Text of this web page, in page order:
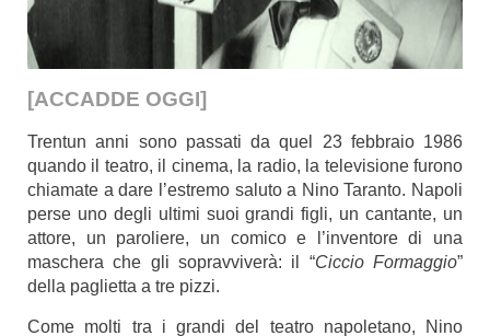
[ACCADDE OGGI]
Trentun anni sono passati da quel 23 febbraio 1986
quando il teatro, il cinema, la radio, la televisione furono
chiamate a dare l’estremo saluto a Nino Taranto. Napoli
perse uno degli ultimi suoi grandi figli, un cantante, un
attore, un paroliere, un comico e l’inventore di una
maschera che gli sopravviverà: il “Ciccio Formaggio”
della paglietta a tre pizzi.
Come molti tra i grandi del teatro napoletano, Nino